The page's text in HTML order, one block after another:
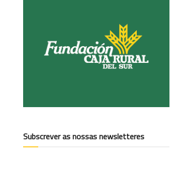
Subscrever as nossas newsletteres